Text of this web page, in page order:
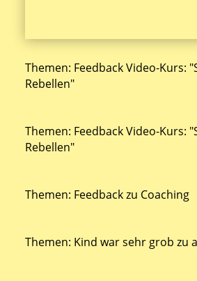
Themen: Feedback Video-Kurs:
Rebellen"
Themen: Feedback Video-Kurs:
Rebellen"
Themen: Feedback zu Coaching
Themen: Kind war sehr grob zu